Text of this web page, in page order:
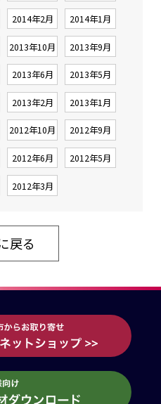
2014年2月 2014年1月
2013年10月 2013年9月
2013年6月 2013年5月
2013年2月 2013年1月
2012年10月 2012年9月
2012年6月 2012年5月
2012年3月
戻る